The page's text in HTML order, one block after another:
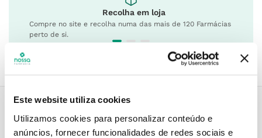
Este website utiliza cookies
Utilizamos cookies para personalizar conteúdo e
anúncios, fornecer funcionalidades de redes sociais e
Recolha em loja
Compre no site e recolha numa das mais de 120 Farmácias
perto de si.
Descrição do Produto